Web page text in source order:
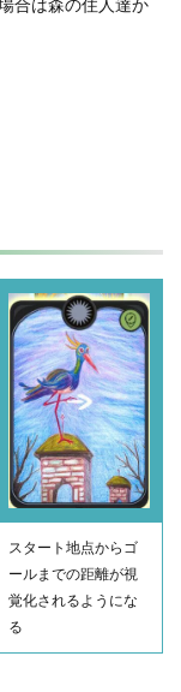
スタート地点からゴ
ールまでの距離が視
覚化されるようにな
る